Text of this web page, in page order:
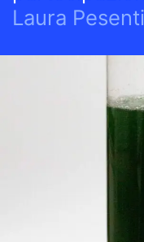
Laura Pesenti